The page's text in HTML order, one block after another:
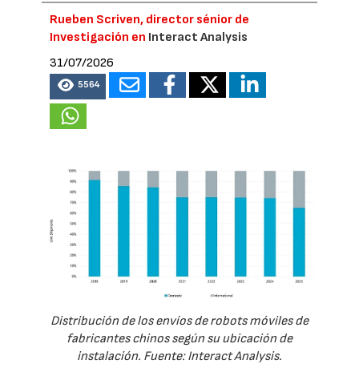
Rueben Scriven, director sénior de
Investigación en Interact Analysis
31/07/2026
5564
Distribución de los envíos de robots móviles de
fabricantes chinos según su ubicación de
instalación. Fuente: Interact Analysis.